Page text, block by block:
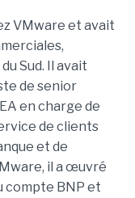
VMware et avait
Sud. Il avait
de senior
en charge de
de clients
et de
il a œuvré
compte BNP et